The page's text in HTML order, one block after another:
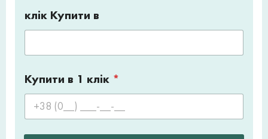
клік Купити в
Купити в 1 клік *